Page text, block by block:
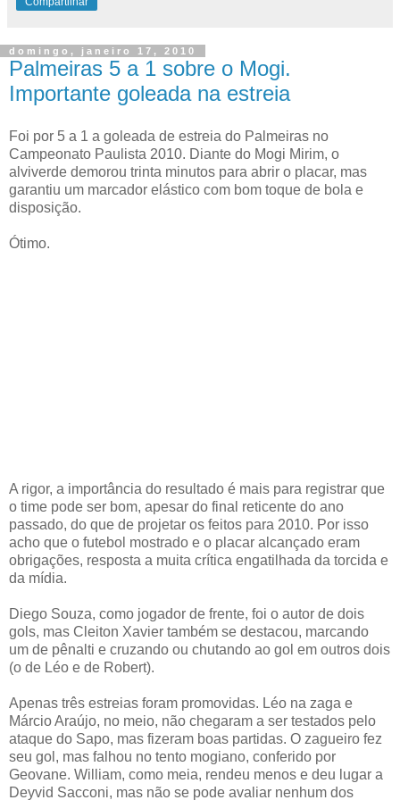
domingo, janeiro 17, 2010
Palmeiras 5 a 1 sobre o Mogi.
Importante goleada na estreia
Foi por 5 a 1 a goleada de estreia do Palmeiras no
Campeonato Paulista 2010. Diante do Mogi Mirim, o
alviverde demorou trinta minutos para abrir o placar, mas
garantiu um marcador elástico com bom toque de bola e
disposição.
Ótimo.
A rigor, a importância do resultado é mais para registrar que
o time pode ser bom, apesar do final reticente do ano
passado, do que de projetar os feitos para 2010. Por isso
acho que o futebol mostrado e o placar alcançado eram
obrigações, resposta a muita crítica engatilhada da torcida e
da mídia.
Diego Souza, como jogador de frente, foi o autor de dois
gols, mas Cleiton Xavier também se destacou, marcando
um de pênalti e cruzando ou chutando ao gol em outros dois
(o de Léo e de Robert).
Apenas três estreias foram promovidas. Léo na zaga e
Márcio Araújo, no meio, não chegaram a ser testados pelo
ataque do Sapo, mas fizeram boas partidas. O zagueiro fez
seu gol, mas falhou no tento mogiano, conferido por
Geovane. William, como meia, rendeu menos e deu lugar a
Deyvid Sacconi, mas não se pode avaliar nenhum dos